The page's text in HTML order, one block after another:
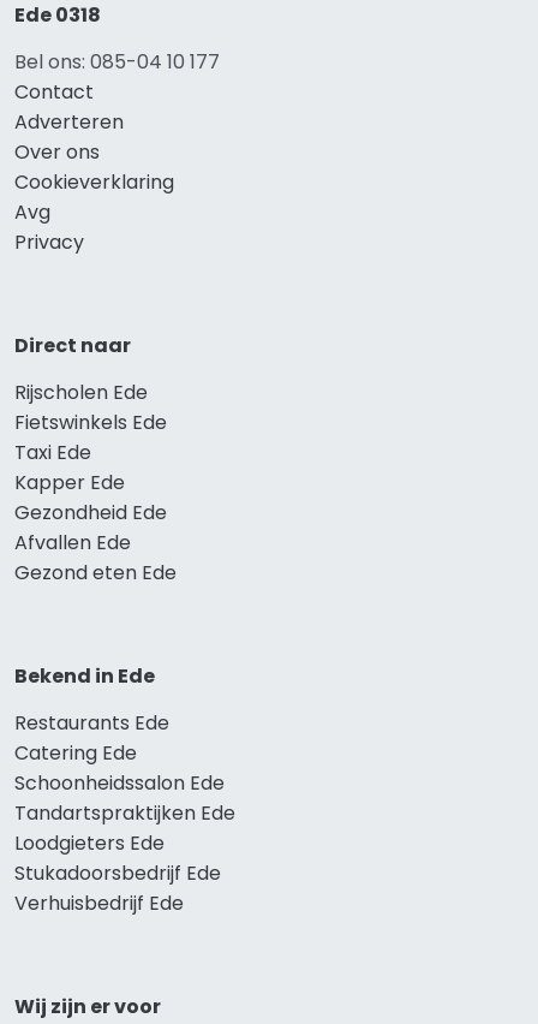
Ede 0318
Bel ons: 085-04 10 177
Contact
Adverteren
Over ons
Cookieverklaring
Avg
Privacy
Direct naar
Rijscholen Ede
Fietswinkels Ede
Taxi Ede
Kapper Ede
Gezondheid Ede
Afvallen Ede
Gezond eten Ede
Bekend in Ede
Restaurants Ede
Catering Ede
Schoonheidssalon Ede
Tandartspraktijken Ede
Loodgieters Ede
Stukadoorsbedrijf Ede
Verhuisbedrijf Ede
Wij zijn er voor